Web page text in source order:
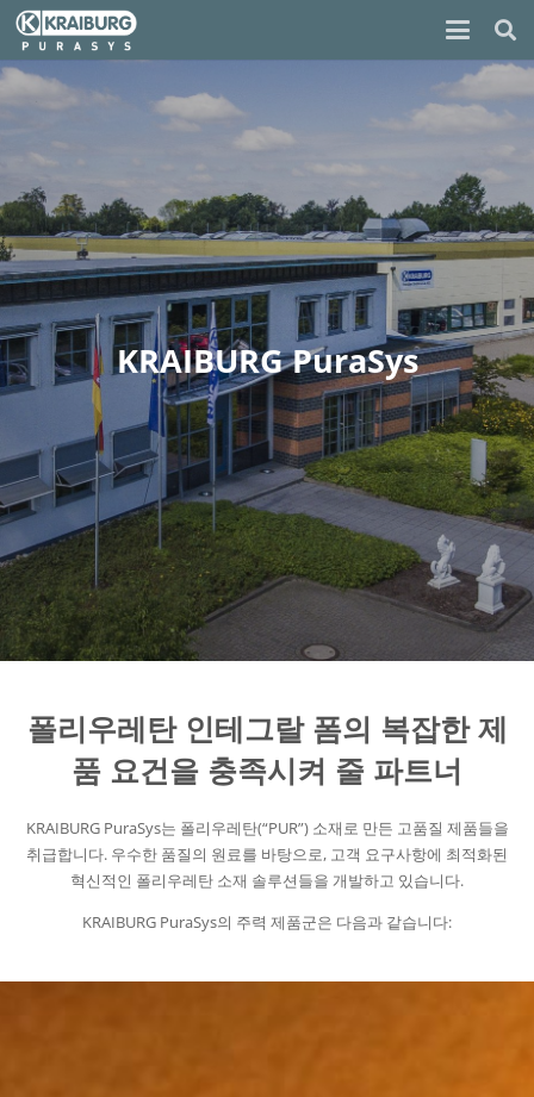
KRAIBURG PuraSys
폴리우레탄 인테그랄 폼의 복잡한 제
품 요건을 충족시켜 줄 파트너
KRAIBURG PuraSys는 폴리우레탄(“PUR”) 소재로 만든 고품질 제품들을
취급합니다. 우수한 품질의 원료를 바탕으로, 고객 요구사항에 최적화된
혁신적인 폴리우레탄 소재 솔루션들을 개발하고 있습니다.
KRAIBURG PuraSys의 주력 제품군은 다음과 같습니다: